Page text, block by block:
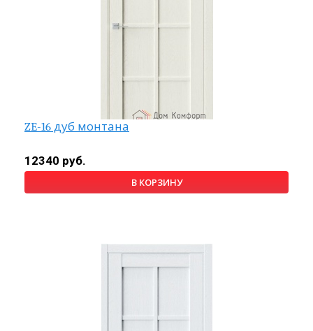
ZE-16 дуб монтана
12340 руб.
В КОРЗИНУ